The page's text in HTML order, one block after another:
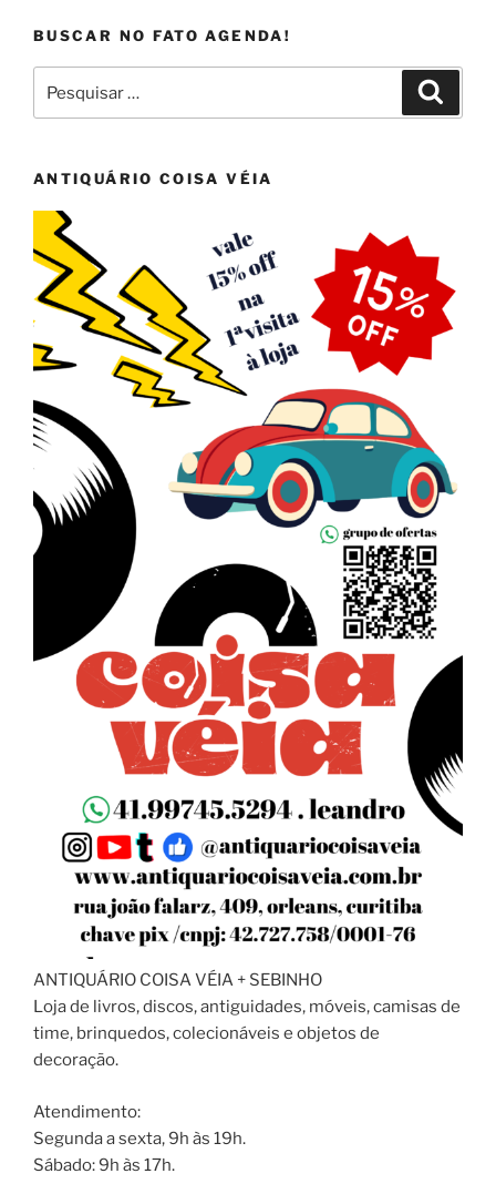
BUSCAR NO FATO AGENDA!
por:
ANTIQUÁRIO COISA VÉIA
ANTIQUÁRIO COISA VÉIA + SEBINHO
Loja de livros, discos, antiguidades, móveis, camisas de
time, brinquedos, colecionáveis e objetos de
decoração.
Atendimento:
Segunda a sexta, 9h às 19h.
Sábado: 9h às 17h.